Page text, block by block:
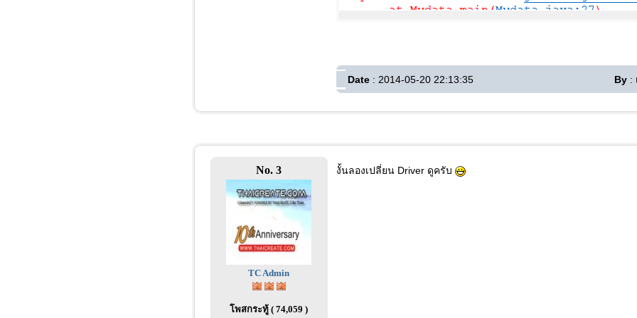
Date : 2014-05-20 22:13:35 By :
No. 3
TC Admin
โพสกระทู้ ( 74,059 )
งั้นลองเปลี่ยน Driver ดูครับ